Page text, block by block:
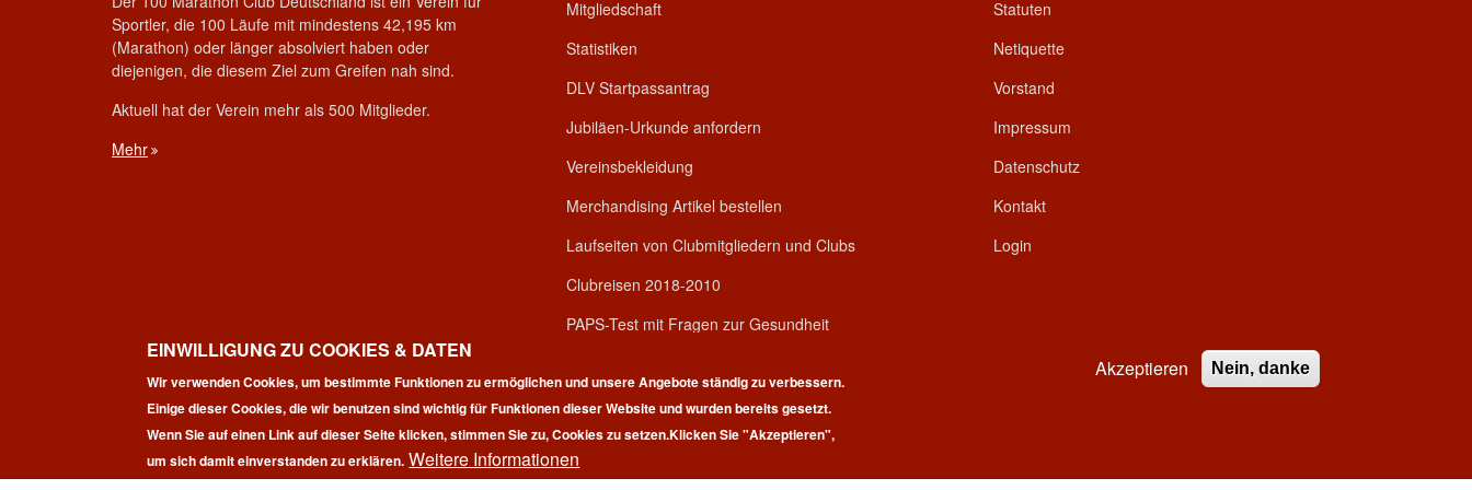
Sportler, die 100 Läufe mit mindestens 42,195 km
(Marathon) oder länger absolviert haben oder
diejenigen, die diesem Ziel zum Greifen nah sind.
Aktuell hat der Verein mehr als 500 Mitglieder.
Mehr
Mitgliedschaft
Statistiken
DLV Startpassantrag
Jubiläen-Urkunde anfordern
Vereinsbekleidung
Merchandising Artikel bestellen
Laufseiten von Clubmitgliedern und Clubs
Clubreisen 2018-2010
PAPS-Test mit Fragen zur Gesundheit
Statuten
Netiquette
Vorstand
Impressum
Datenschutz
Kontakt
Login
Copyright © 2026 | 100 Marathon Club Deutschland e.V. | All rights reserved.
EINWILLIGUNG ZU COOKIES & DATEN
Wir verwenden Cookies, um bestimmte Funktionen zu ermöglichen und unsere Angebote ständig zu verbessern.
Einige dieser Cookies, die wir benutzen sind wichtig für Funktionen dieser Website und wurden bereits gesetzt.
Wenn Sie auf einen Link auf dieser Seite klicken, stimmen Sie zu, Cookies zu setzen.Klicken Sie "Akzeptieren",
um sich damit einverstanden zu erklären. Weitere Informationen
Akzeptieren Nein, danke